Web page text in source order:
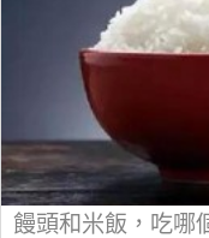
饅頭和米飯，吃哪